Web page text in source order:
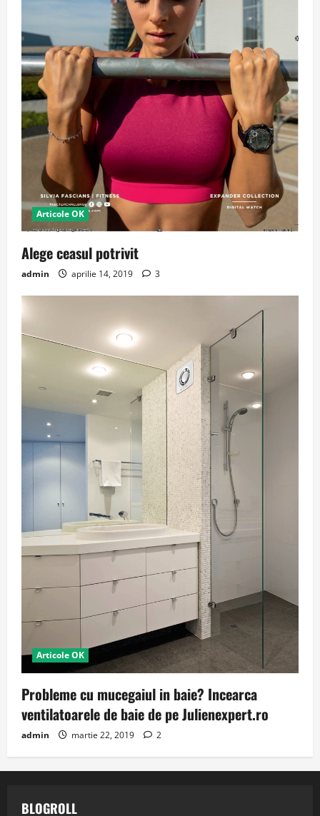
Articole OK
Alege ceasul potrivit
admin aprilie 14, 2019 3
Articole OK
Probleme cu mucegaiul in baie? Incearca
ventilatoarele de baie de pe Julienexpert.ro
admin martie 22, 2019 2
BLOGROLL